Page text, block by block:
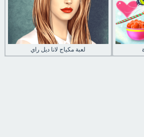
لعبة مكياج لانا ديل راي